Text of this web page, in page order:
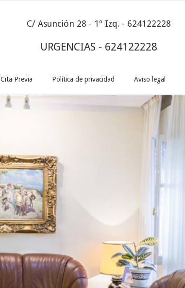
C/ Asunción 28 - 1º Izq. - 624122228
URGENCIAS - 624122228
Cita Previa
Cita Previa
Política de privacidad Aviso legal
Aviso legal